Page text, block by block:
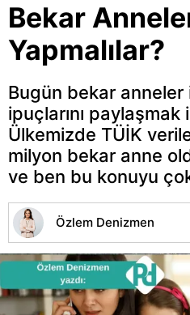
Bekar
Yapmalılar?
Bugün bekar anneler
ipuçlarını paylaşmak
Ülkemizde TÜİK
milyon bekar anne
ve ben bu konuyu
Özlem Denizmen